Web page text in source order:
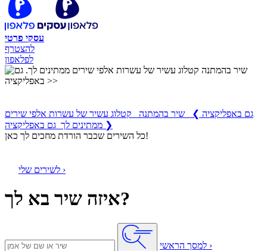
עסקי פרטי
להצטרף
לפלאפון
גם באפליקציה ❯
שיר בהמתנה קטלוג עשיר של עשרות אלפי שירים
ממתינים לך גם באפליקציה ❯
כל השירים שכבר הורדת מחכים לך כאן!
לשירים שלי ›
איזה שיר בא לך?
למסך הראשי ›